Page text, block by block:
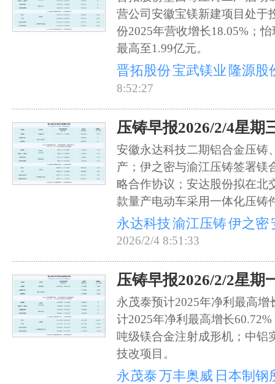
营公司安徽宝镁新建项目处于
份2025年营收增长18.05%；
最高至1.99亿元。
晋拓股份 宝武镁业 隆源股
8:52:27
压铸早报2026/2/4星期
安徽永达科技二期铝合金压铸
产；伊之密与渝江压铸签署镁
略合作协议；安达股份拟在北
款量产电动车采用一体化压铸
永达科技渝江压铸伊之密
2026/2/4 8:51:33
压铸早报2026/2/2星期
永茂泰预计2025年净利最高增
计2025年净利最高增长
吨级镁合金注射成形机；中铝
技改项目。
永茂泰万丰奥威 日本制钢